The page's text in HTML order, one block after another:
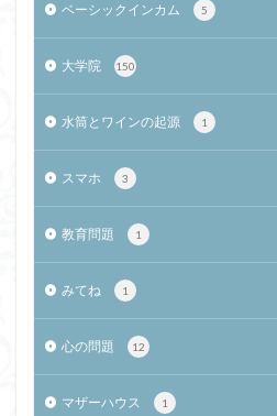
ベーシックインカム 5
大学院 150
水筒とワインの起源 1
スマホ 3
教育問題 1
みてね 1
心の問題 12
マザーハウス 1